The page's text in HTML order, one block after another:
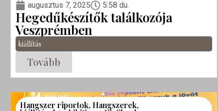
augusztus 7, 2025
5:58 du.
Hegedűkészítők találkozója
Veszprémben
kiállítás
Tovább
Hangszer riportok, Hangszerek,